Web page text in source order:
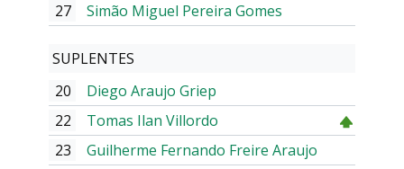
27
Simão Miguel Pereira Gomes
SUPLENTES
20
Diego Araujo Griep
22
Tomas Ilan Villordo
23
Guilherme Fernando Freire Araujo